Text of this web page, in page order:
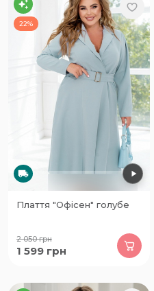
22%
Плаття "Офісен" голубе
2 050грн
1 599 грн